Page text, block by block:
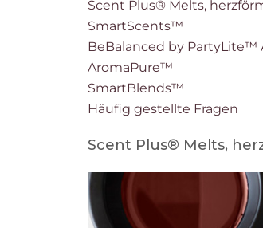
Scent Plus® Melts,
SmartScents™
BeBalanced by PartyLite™
AromaPure™
SmartBlends™
Häufig gestellte Fragen
Scent Plus® Melts,